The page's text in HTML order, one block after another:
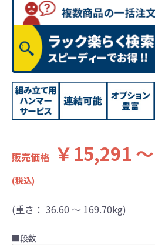
販売価格 ￥15,291
(税込)
(重さ： 36.60 ～ 169.70kg)
■段数